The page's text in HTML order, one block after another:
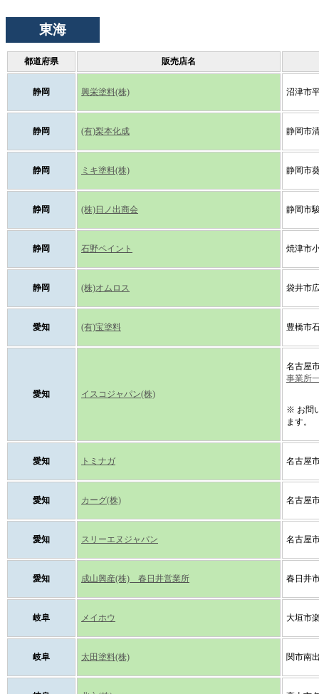
東海
都道府県 販売店名
静岡 興栄塗料(株) 沼津市
静岡 (有)梨本化成 静岡市
静岡 ミキ塗料(株) 静岡市
静岡 (株)日ノ出商会 静岡市
静岡 石野ペイント 焼津市
静岡 (株)オムロス 袋井市
愛知 (有)宝塗料 豊橋市
愛知 イスコジャパン(株)
名古屋
事業所
※ お問
ます。
愛知 トミナガ 名古屋
愛知 カーグ(株) 名古屋
愛知 スリーエヌジャパン 名古屋
愛知 成山興産(株) 春日井営業所 春日井
岐阜 メイホウ 大垣市
岐阜 太田塗料(株) 関市南